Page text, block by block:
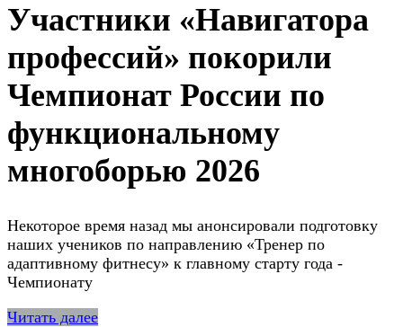
Участники «Навигатора
профессий» покорили
Чемпионат России по
функциональному
многоборью 2026
Некоторое время назад мы анонсировали подготовку
наших учеников по направлению «Тренер по
адаптивному фитнесу» к главному старту года -
Чемпионату
Читать далее